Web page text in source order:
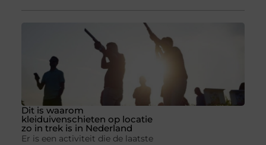
Dit is waarom
kleiduivenschieten op locatie
zo in trek is in Nederland
Er is een activiteit die de laatste